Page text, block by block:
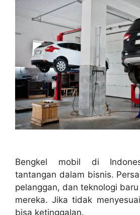
Bengkel mobil di
tantangan dalam bisnis.
pelanggan, dan teknologi
mereka. Jika tidak
bisa ketinggalan.